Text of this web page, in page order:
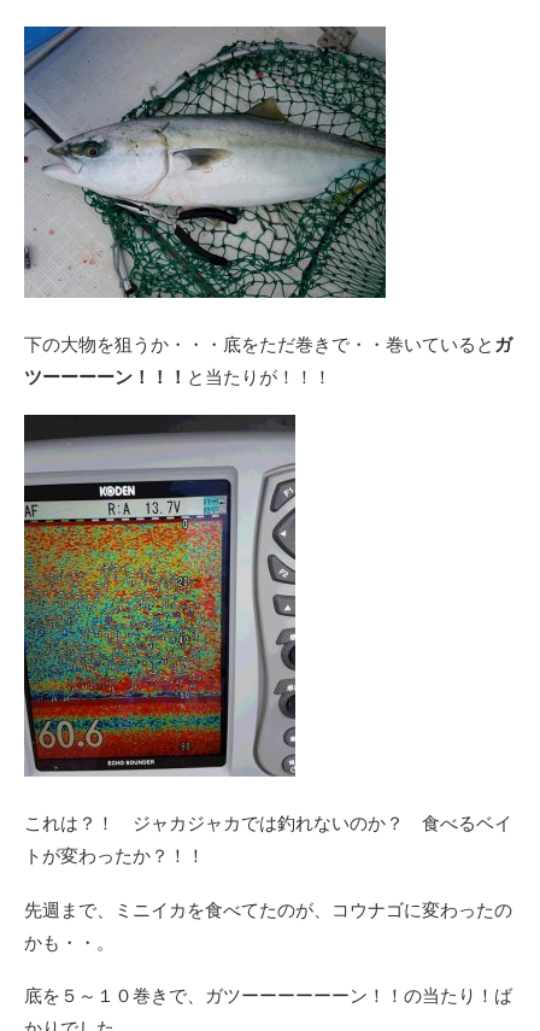
下の大物を狙うか・・・底をただ巻きで・・巻いていると ガ
ツーーーーン！！！ と当たりが！！！
これは？！ ジャカジャカでは釣れないのか？ 食べるベイ
トが変わったか？！！
先週まで、ミニイカを食べてたのが、コウナゴに変わったの
かも・・。
底を５～１０巻きで、ガツーーーーーーン！！の当たり！ば